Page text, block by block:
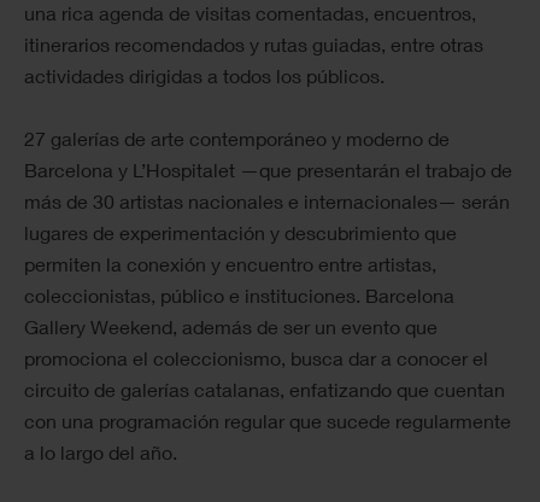
una rica agenda de visitas comentadas, encuentros,
itinerarios recomendados y rutas guiadas, entre otras
actividades dirigidas a todos los públicos.
27 galerías de arte contemporáneo y moderno de
Barcelona y L’Hospitalet —que presentarán el trabajo de
más de 30 artistas nacionales e internacionales— serán
lugares de experimentación y descubrimiento que
permiten la conexión y encuentro entre artistas,
coleccionistas, público e instituciones. Barcelona
Gallery Weekend, además de ser un evento que
promociona el coleccionismo, busca dar a conocer el
circuito de galerías catalanas, enfatizando que cuentan
con una programación regular que sucede regularmente
a lo largo del año.